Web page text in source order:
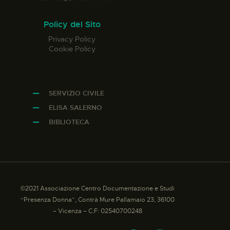
Policy del Sito
Privacy Policy
Cookie Policy
SERVIZIO CIVILE
ELISA SALERNO
BIBLIOTECA
©2021 Associazione Centro Documentazione e Studi
“Presenza Donna”, Contrà Mure Pallamaio 23, 36100
– Vicenza – C.F: 02540700248